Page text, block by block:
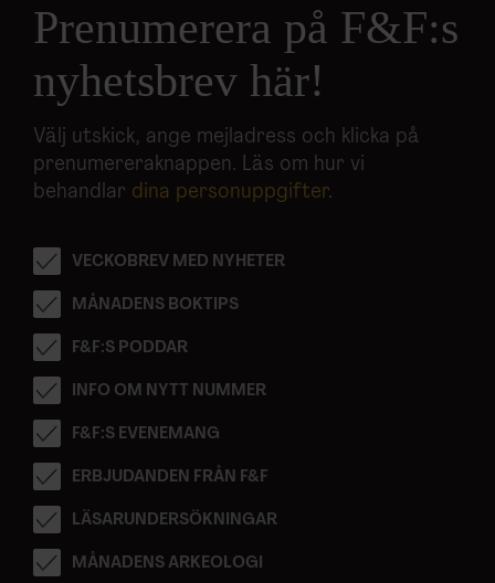
Prenumerera på F&F:s
nyhetsbrev här!
Välj utskick, ange mejladress och klicka på
prenumereraknappen. Läs om hur vi
behandlar dina personuppgifter.
VECKOBREV MED NYHETER
MÅNADENS BOKTIPS
F&F:S PODDAR
INFO OM NYTT NUMMER
F&F:S EVENEMANG
ERBJUDANDEN FRÅN F&F
LÄSARUNDERSÖKNINGAR
MÅNADENS ARKEOLOGI